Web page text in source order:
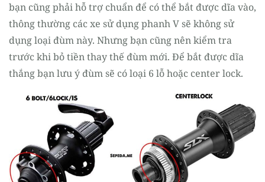
bạn cũng phải hỗ trợ chuẩn để có thể bắt được dĩa vào,
thông thường các xe sử dụng phanh V sẽ không sử
dụng loại đùm này. Nhưng bạn cũng nên kiểm tra
trước khi bỏ tiền thay thế đùm mới. Để bắt được dĩa
thắng bạn lưu ý đùm sẽ có loại 6 lỗ hoặc center lock.